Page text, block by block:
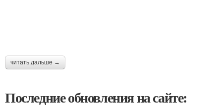
читать дальше →
Последние обновления на сайте: